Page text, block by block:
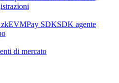
zkEVMPay SDKSDK agente
di mercato